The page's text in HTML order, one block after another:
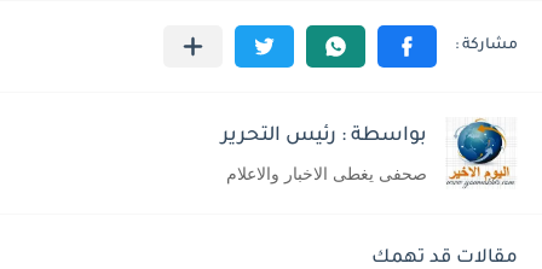
بواسطة : رئيس التحرير
صحفى يغطى الاخبار والاعلام
مقالات قد تهمك